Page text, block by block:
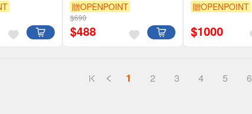
贈OPENPOINT
$690
$488
贈OPENPOINT
$1000
1 2 3 4 5 6